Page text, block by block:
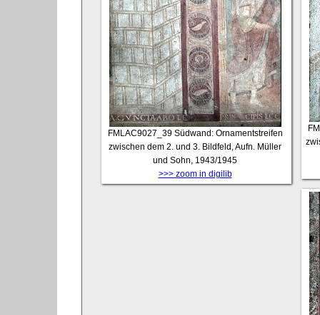
FMLAC9027_39 Südwand: Ornamentstreifen
zwischen dem 2. und 3. Bildfeld, Aufn. Müller
und Sohn, 1943/1945
>>> zoom in digilib